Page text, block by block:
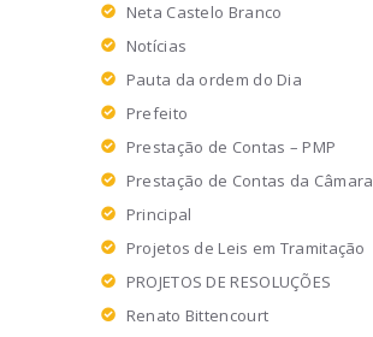
Neta Castelo Branco
Notícias
Pauta da ordem do Dia
Prefeito
Prestação de Contas – PMP
Prestação de Contas da Câmara
Principal
Projetos de Leis em Tramitação
PROJETOS DE RESOLUÇÕES
Renato Bittencourt